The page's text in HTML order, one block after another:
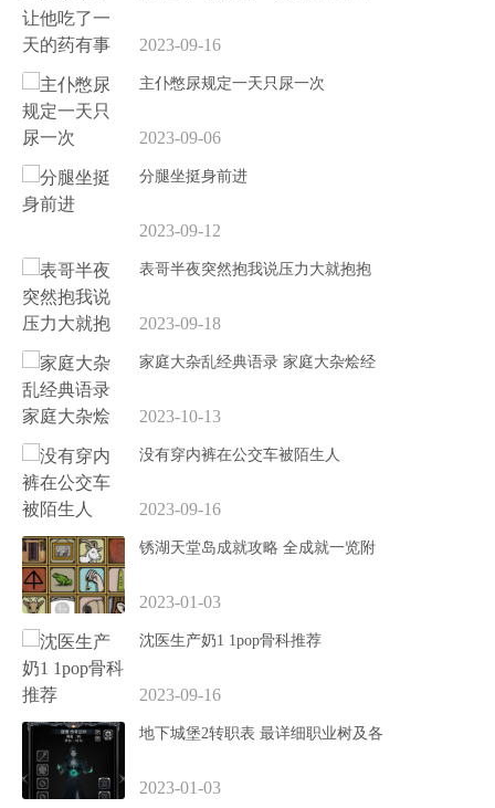
2023-09-16
主仆憋尿规定一天只尿一次
2023-09-06
分腿坐挺身前进
2023-09-12
表哥半夜突然抱我说压力大就抱抱
2023-09-18
家庭大杂乱经典语录 家庭大杂烩经
2023-10-13
没有穿内裤在公交车被陌生人
2023-09-16
锈湖天堂岛成就攻略 全成就一览附
2023-01-03
沈医生产奶1 1pop骨科推荐
2023-09-16
地下城堡2转职表 最详细职业树及各
2023-01-03